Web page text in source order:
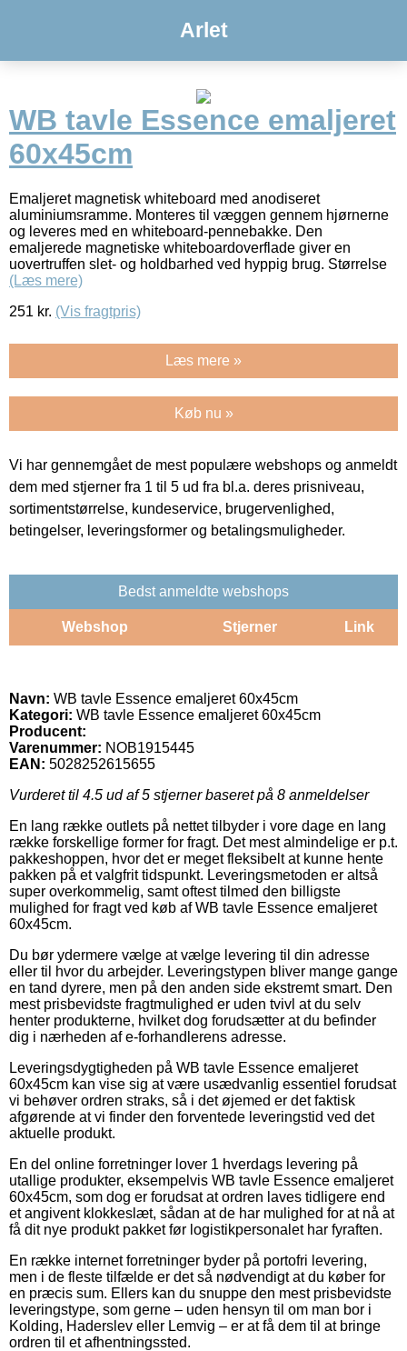
Arlet
WB tavle Essence emaljeret
60x45cm
Emaljeret magnetisk whiteboard med anodiseret
aluminiumsramme. Monteres til væggen gennem hjørnerne
og leveres med en whiteboard-pennebakke. Den
emaljerede magnetiske whiteboardoverflade giver en
uovertruffen slet- og holdbarhed ved hyppig brug. Størrelse
(Læs mere)
251 kr. (Vis fragtpris)
Læs mere »
Køb nu »
Vi har gennemgået de mest populære webshops og anmeldt
dem med stjerner fra 1 til 5 ud fra bl.a. deres prisniveau,
sortimentstørrelse, kundeservice, brugervenlighed,
betingelser, leveringsformer og betalingsmuligheder.
Bedst anmeldte webshops
Webshop Stjerner Link
Navn: WB tavle Essence emaljeret 60x45cm
Kategori: WB tavle Essence emaljeret 60x45cm
Producent:
Varenummer: NOB1915445
EAN: 5028252615655
Vurderet til 4.5 ud af 5 stjerner baseret på 8 anmeldelser
En lang række outlets på nettet tilbyder i vore dage en lang
række forskellige former for fragt. Det mest almindelige er p.t.
pakkeshoppen, hvor det er meget fleksibelt at kunne hente
pakken på et valgfrit tidspunkt. Leveringsmetoden er altså
super overkommelig, samt oftest tilmed den billigste
mulighed for fragt ved køb af WB tavle Essence emaljeret
60x45cm.
Du bør ydermere vælge at vælge levering til din adresse
eller til hvor du arbejder. Leveringstypen bliver mange gange
en tand dyrere, men på den anden side ekstremt smart. Den
mest prisbevidste fragtmulighed er uden tvivl at du selv
henter produkterne, hvilket dog forudsætter at du befinder
dig i nærheden af e-forhandlerens adresse.
Leveringsdygtigheden på WB tavle Essence emaljeret
60x45cm kan vise sig at være usædvanlig essentiel forudsat
vi behøver ordren straks, så i det øjemed er det faktisk
afgørende at vi finder den forventede leveringstid ved det
aktuelle produkt.
En del online forretninger lover 1 hverdags levering på
utallige produkter, eksempelvis WB tavle Essence emaljeret
60x45cm, som dog er forudsat at ordren laves tidligere end
et angivent klokkeslæt, sådan at de har mulighed for at nå at
få dit nye produkt pakket før logistikpersonalet har fyraften.
En række internet forretninger byder på portofri levering,
men i de fleste tilfælde er det så nødvendigt at du køber for
en præcis sum. Ellers kan du snuppe den mest prisbevidste
leveringstype, som gerne – uden hensyn til om man bor i
Kolding, Haderslev eller Lemvig – er at få dem til at bringe
ordren til et afhentningssted.